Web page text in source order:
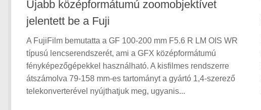
Újabb középformátumú zoomobjektívet
jelentett be a Fuji
A FujiFilm bemutatta a GF 100-200 mm F5.6 R LM OIS WR
típusú lencserendszerét, ami a GFX középformátumú
fényképezőgépekkel használható. A kisfilmes rendszerre
átszámolva 79-158 mm-es tartományt a gyártó 1,4-szerező
telekonverterével nyújthatjuk meg, ugyanis...